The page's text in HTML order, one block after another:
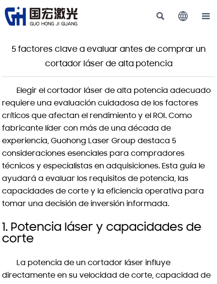
  
5 factores clave a evaluar antes de comprar un
cortador láser de alta potencia
Elegir el cortador láser de alta potencia adecuado
requiere una evaluación cuidadosa de los factores
críticos que afectan el rendimiento y el ROI. Como
fabricante líder con más de una década de
experiencia, Guohong Laser Group destaca 5
consideraciones esenciales para compradores
técnicos y especialistas en adquisiciones. Esta guía le
ayudará a evaluar los requisitos de potencia, las
capacidades de corte y la eficiencia operativa para
tomar una decisión de inversión informada.
1. Potencia láser y capacidades de
corte
La potencia de un cortador láser influye
directamente en su velocidad de corte, capacidad de